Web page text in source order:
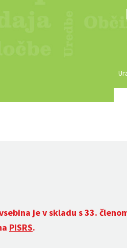
je v skladu s 33.
PISRS.